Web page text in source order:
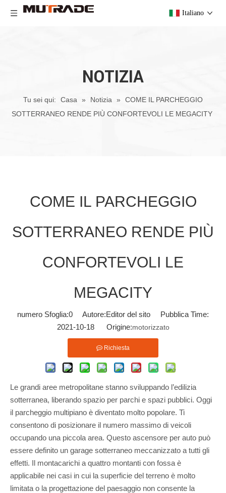
Italiano
NOTIZIA
Tu sei qui: Casa » Notizia »
COME IL PARCHEGGIO
SOTTERRANEO RENDE PIÙ CONFORTEVOLI LE MEGACITY
COME IL PARCHEGGIO
SOTTERRANEO RENDE PIÙ
CONFORTEVOLI LE
MEGACITY
numero Sfoglia:0 Autore:Editor del sito Pubblica Time:
2021-10-18 Origine:motorizzato
Richiesta
Le grandi aree metropolitane stanno sviluppando l’edilizia
sotterranea, liberando spazio per parchi e spazi pubblici. Oggi
il parcheggio multipiano è diventato molto popolare. Ti
consentono di posizionare il numero massimo di veicoli
occupando una piccola area. Questo ascensore per auto può
essere definito un garage sotterraneo meccanizzato a tutti gli
effetti. Il montacarichi a quattro montanti con fossa è
applicabile nei casi in cui la superficie del terreno è molto
limitata o la progettazione del paesaggio non consente la